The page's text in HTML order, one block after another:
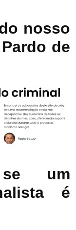
nosso
de
um
é